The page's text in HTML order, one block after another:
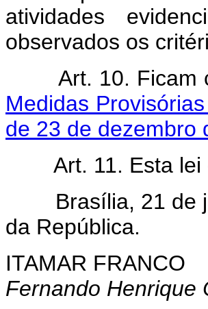
atividades
observados os
Art. 10. Ficam
Medidas
de 23 de dezembro
Art. 11. Esta
Brasília, 21 de
da República.
ITAMAR FRANCO
Fernando Henrique